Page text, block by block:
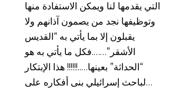
التي يقدمها لنا ويمكن الاستفادة منها
وتوظيفها نجد من يصمون آذانهم ولا
يقبلون إلا بما يأتي به “القديس
الأشقر”…….فكل ما يأتي به هو
“الحداثة” بعينها…..!!!!!! هذا الإبتكار
لباحث إسرائيلي بنى أفكاره على…